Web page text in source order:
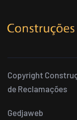
Copyright
de Reclamações
Gedjaweb